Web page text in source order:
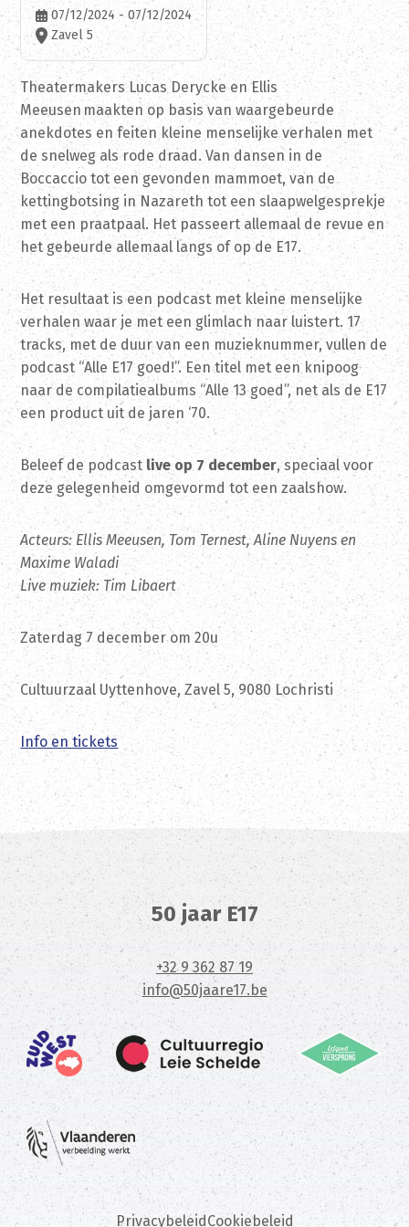
07/12/2024 - 07/12/2024
Zavel 5
Theatermakers Lucas Derycke en Ellis
Meeusen maakten op basis van waargebeurde
anekdotes en feiten kleine menselijke verhalen met
de snelweg als rode draad. Van dansen in de
Boccaccio tot een gevonden mammoet, van de
kettingbotsing in Nazareth tot een slaapwelgesprekje
met een praatpaal. Het passeert allemaal de revue en
het gebeurde allemaal langs of op de E17.
Het resultaat is een podcast met kleine menselijke
verhalen waar je met een glimlach naar luistert. 17
tracks, met de duur van een muzieknummer, vullen de
podcast “Alle E17 goed!”. Een titel met een knipoog
naar de compilatiealbums “Alle 13 goed”, net als de E17
een product uit de jaren ‘70.
Beleef de podcast live op 7 december, speciaal voor
deze gelegenheid omgevormd tot een zaalshow.
Acteurs: Ellis Meeusen, Tom Ternest, Aline Nuyens en
Maxime Waladi
Live muziek: Tim Libaert
Zaterdag 7 december om 20u
Cultuurzaal Uyttenhove, Zavel 5, 9080 Lochristi
Info en tickets
50 jaar E17
+32 9 362 87 19
info@50jaare17.be
PrivacybeleidCookiebeleid